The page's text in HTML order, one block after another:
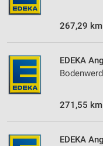
267,29 km
EDEKA
271,55 km
EDEKA